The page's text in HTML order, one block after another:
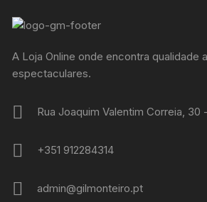
A Loja Online onde encontra qualidade
espectaculares.
Rua Joaquim Valentim Correia, 30
+351 912284314
admin@gilmonteiro.pt